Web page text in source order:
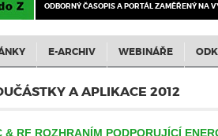
ODBORNÝ ČASOPIS A PORTÁL ZAMĚŘENÝ NA
E-ARCHIV WEBINÁŘE
A APLIKACE 2012
& RF ROZHRANÍM PODPORUJÍCÍ